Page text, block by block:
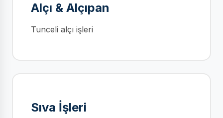
Alçı & Alçıpan
Tunceli alçı işleri
Sıva İşleri